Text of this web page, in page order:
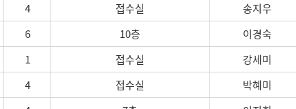
4 접수실 송지우
6 10층 이경숙
1 접수실 강세미
4 접수실 박혜미